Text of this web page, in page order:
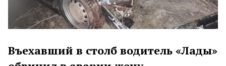
Въехавший в столб водитель «Лады»